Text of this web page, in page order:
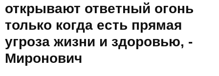
открывают ответный огонь
только когда есть прямая
угроза жизни и здоровью, -
Миронович